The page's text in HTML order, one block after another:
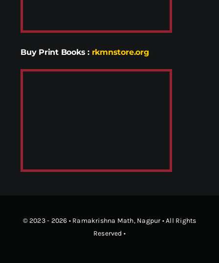
Buy Print Books : rkmnstore.org
© 2023 - 2026 • Ramakrishna Math, Nagpur • All Rights
Reserved •